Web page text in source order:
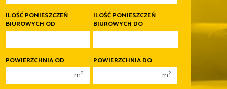
400 000 zł
450 000 zł
400 000 zł
450 000 zł
ILOŚĆ POMIESZCZEŃ
BIUROWYCH OD
2
ILOŚĆ POMIESZCZEŃ
BIUROWYCH DO
2
3
POWIERZCHNIA OD
m2
POWIERZCHNIA DO
m2